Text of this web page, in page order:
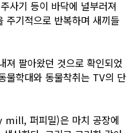
사기 등이 바닥에 널부러져
주기적으로 반복하며 새끼들
져 팔아왔던 것으로 확인되었
물학대와 동물착취는 TV의 단
퍼피밀)은 마치 공장에